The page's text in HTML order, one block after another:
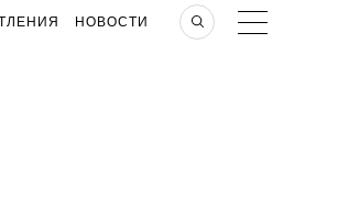
НОВОСТИ